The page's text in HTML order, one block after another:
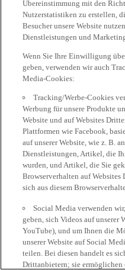
Übereinstimmung mit den
Nutzerstatistiken zu erstellen,
Besucher unsere Website
Dienstleistungen und
Wenn Sie Ihre Einwilligung
geben, verwenden wir auch
Media-Cookies:
Tracking/Werbe-Cookies
Werbung für unsere Produkte
Website und auf Websites
Plattformen wie Facebook,
auf unserer Website, wie z. B.
Dienstleistungen, Artikel, die
wurden, und Artikel, die Sie
Browserverhalten auf Websites
sich aus diesem
Social Media verwenden
geben, sich Videos auf unserer
YouTube), und um Ihnen die
unserer Website auf Social
teilen. Bei diesen handelt es
Drittanbietern; sie ermöglichen